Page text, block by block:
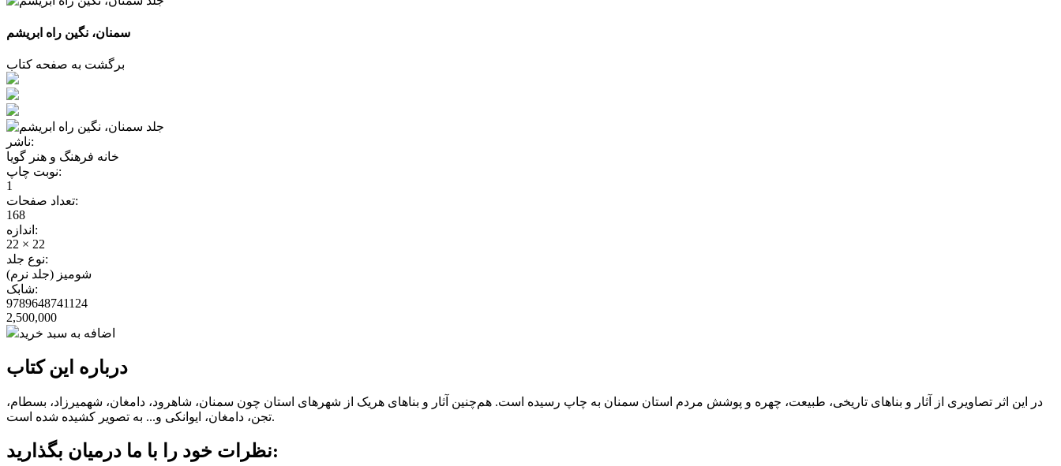
سمنان، نگین راه ابریشم
برگشت به صفحه کتاب
ناشر:
خانه فرهنگ و هنر گویا
نوبت چاپ:
1
تعداد صفحات:
168
اندازه:
22 × 22
نوع جلد:
شومیز (جلد نرم)
شابک:
9789648741124
2,500,000
اضافه به سبد خرید
درباره این کتاب
در این اثر تصاویری از آثار و بناهای تاریخی، طبیعت، چهره و پوشش مردم استان سمنان به چاپ رسیده است. هم‌چنین آثار و بناهای هریک از شهرهای استان چون سمنان، شاهرود، دامغان، شهمیرزاد، بسطام،
تجن، دامغان، ایوانکی و... به تصویر کشیده شده است.
نظرات خود را با ما درمیان بگذارید: